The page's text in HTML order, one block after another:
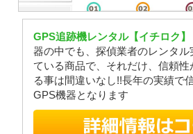
GPS追跡機レンタル【イチロク】
器の中でも、探偵業者のレンタル
ている商品で、それだけ、信頼性
る事は間違いなし!!長年の実績で
GPS機器となります